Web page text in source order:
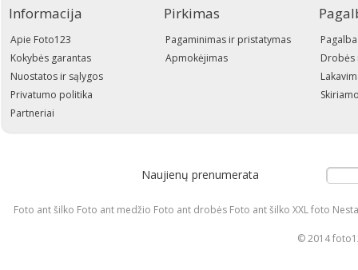
Informacija
Apie Foto123
Kokybės garantas
Nuostatos ir sąlygos
Privatumo politika
Partneriai
Pirkimas
Pagaminimas ir pristatymas
Apmokėjimas
Pagalba
Drobės
Naujienų prenumerata
Foto ant šilko Foto ant medžio Foto ant drobės Foto ant šilko XXL foto
© 2014